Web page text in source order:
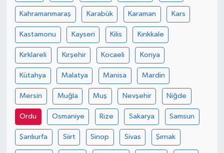
Kahramanmaraş Karabük Karaman Kars
Kastamonu Kayseri Kilis Kırıkkale
Kırklareli Kırşehir Kocaeli Konya
Kütahya Malatya Manisa Mardin
Mersin Muğla Muş Nevşehir Niğde
Ordu Osmaniye Rize Sakarya Samsun
Şanlıurfa Siirt Sinop Sivas Şırnak